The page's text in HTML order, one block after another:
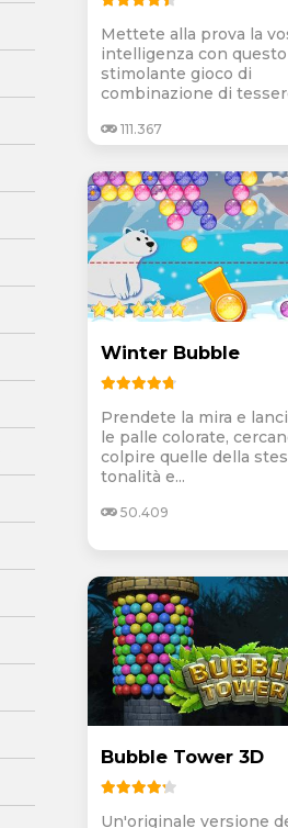
Mettete alla prova la
intelligenza con questo
stimolante gioco di
combinazione di
111.367
Winter Bubble
Prendete la mira e
le palle colorate,
colpire quelle della
tonalità e...
50.409
Bubble Tower 3D
Un'originale versione